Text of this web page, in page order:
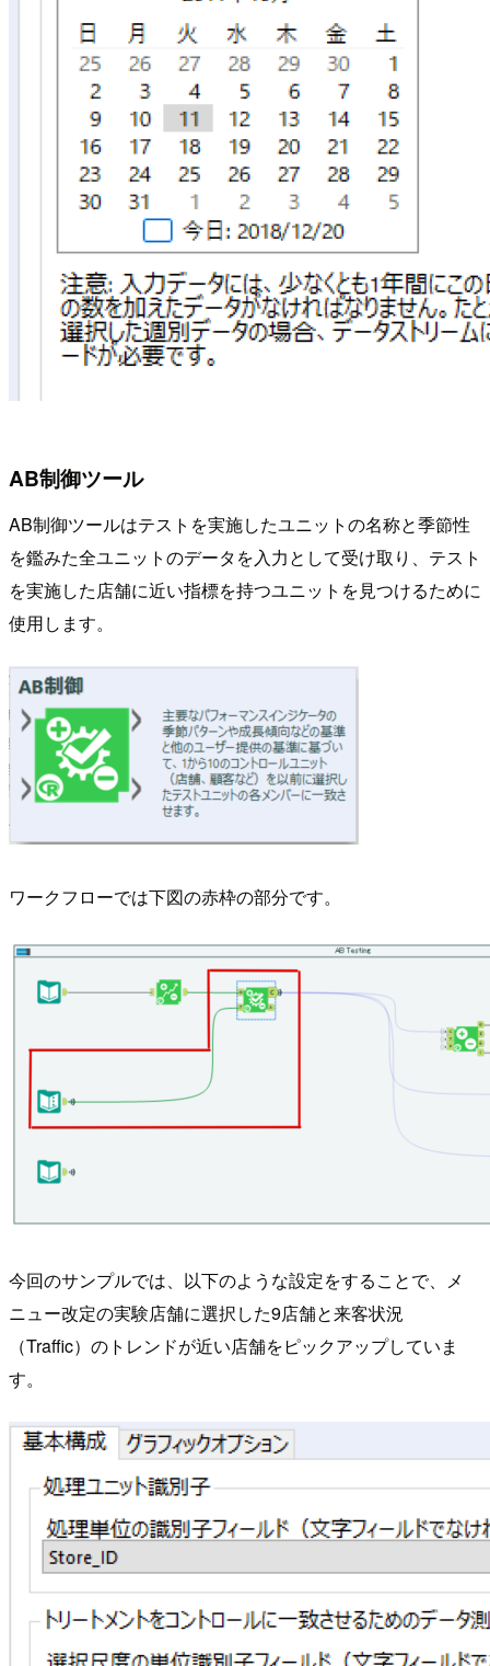
AB制御ツール
AB制御ツールはテストを実施したユニットの名称と季節性
を鑑みた全ユニットのデータを入力として受け取り、テスト
を実施した店舗に近い指標を持つユニットを見つけるために
使用します。
ワークフローでは下図の赤枠の部分です。
今回のサンプルでは、以下のような設定をすることで、メ
ニュー改定の実験店舗に選択した9店舗と来客状況
（Traffic）のトレンドが近い店舗をピックアップしていま
す。